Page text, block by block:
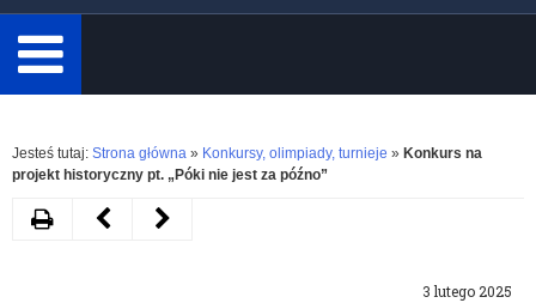
minimum
3
znaki.
Rozwiń
Jesteś tutaj: Strona główna » Konkursy, olimpiady, turnieje » Konkurs na
projekt historyczny pt. „Póki nie jest za późno”
3 lutego 2025
DrukujNastępnyPoprzedni